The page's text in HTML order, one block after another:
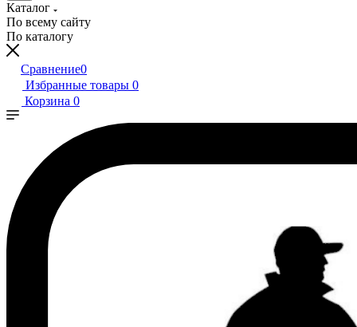
Каталог
По всему сайту
По каталогу
Сравнение0
Избранные товары 0
Корзина 0